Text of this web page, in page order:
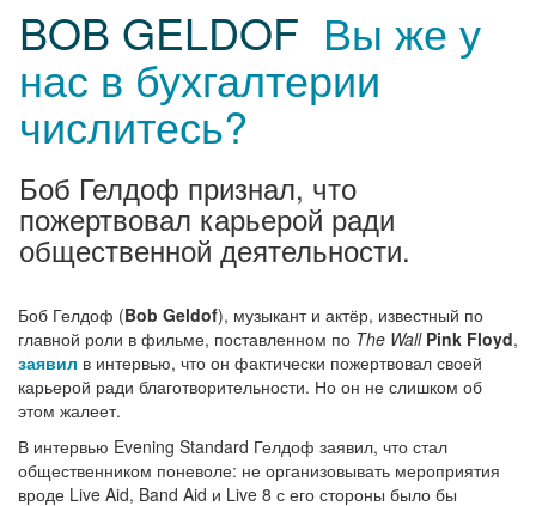
BOB GELDOF Вы же у
нас в бухгалтерии
числитесь?
Боб Гелдоф признал, что
пожертвовал карьерой ради
общественной деятельности.
Боб Гелдоф (Bob Geldof), музыкант и актёр, известный по
главной роли в фильме, поставленном по The Wall Pink Floyd,
заявил в интервью, что он фактически пожертвовал своей
карьерой ради благотворительности. Но он не слишком об
этом жалеет.
В интервью Evening Standard Гелдоф заявил, что стал
общественником поневоле: не организовывать мероприятия
вроде Live Aid, Band Aid и Live 8 с его стороны было бы